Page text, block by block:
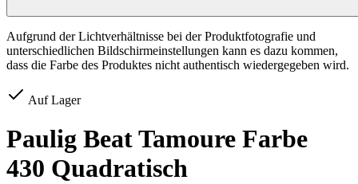
Aufgrund der Lichtverhältnisse bei der Produktfotografie und
unterschiedlichen Bildschirmeinstellungen kann es dazu kommen,
dass die Farbe des Produktes nicht authentisch wiedergegeben wird.
Auf Lager
Paulig Beat Tamoure Farbe
430 Quadratisch